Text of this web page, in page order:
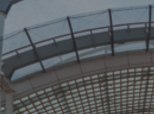
DE LA PALETERÍA
DORADOS DE FV PARA ELEVAR TU ESPACIO